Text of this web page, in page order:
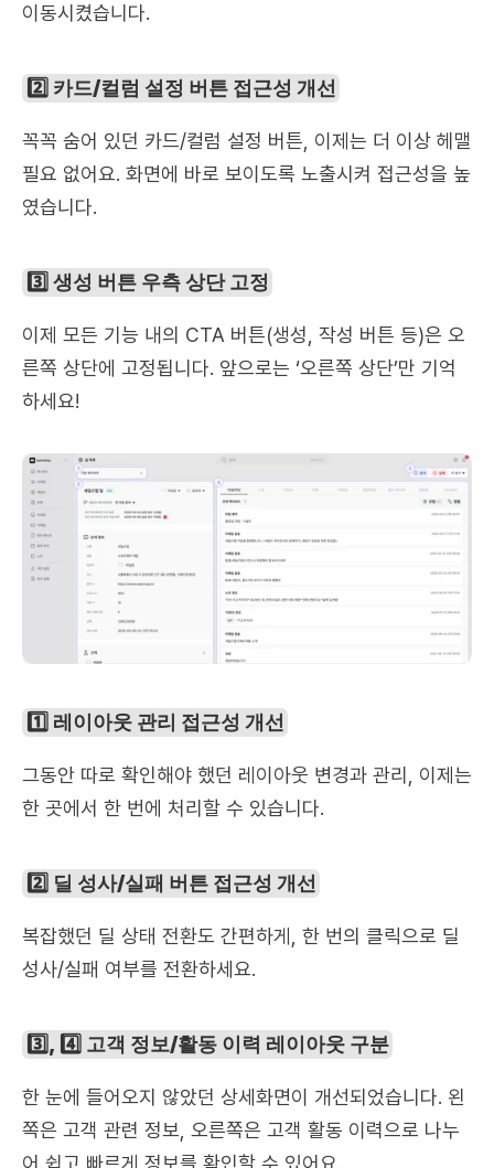
이동시켰습니다.
2️⃣ 카드/컬럼 설정 버튼 접근성 개선
꼭꼭 숨어 있던 카드/컬럼 설정 버튼, 이제는 더 이상 헤맬
필요 없어요. 화면에 바로 보이도록 노출시켜 접근성을 높
였습니다.
3️⃣ 생성 버튼 우측 상단 고정
이제 모든 기능 내의 CTA 버튼(생성, 작성 버튼 등)은 오
른쪽 상단에 고정됩니다. 앞으로는 ‘오른쪽 상단’만 기억
하세요!
1️⃣ 레이아웃 관리 접근성 개선
그동안 따로 확인해야 했던 레이아웃 변경과 관리, 이제는
한 곳에서 한 번에 처리할 수 있습니다.
2️⃣ 딜 성사/실패 버튼 접근성 개선
복잡했던 딜 상태 전환도 간편하게, 한 번의 클릭으로 딜
성사/실패 여부를 전환하세요.
3️⃣, 4️⃣ 고객 정보/활동 이력 레이아웃 구분
한 눈에 들어오지 않았던 상세화면이 개선되었습니다. 왼
쪽은 고객 관련 정보, 오른쪽은 고객 활동 이력으로 나누
어 쉽고 빠르게 정보를 확인할 수 있어요.